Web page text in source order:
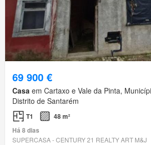
69 900 €
Casa em Cartaxo e Vale da Pinta,
Distrito de Santarém
T1
48 m²
Há 8 dias
SUPERCASA - CENTURY 21 REALTY ART M&J